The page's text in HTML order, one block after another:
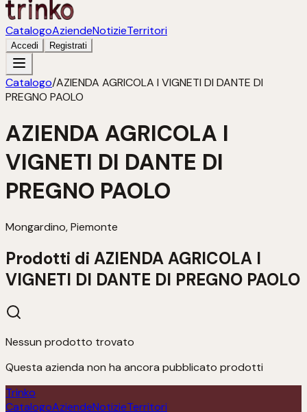
CatalogoAziendeNotizieTerritori
Accedi Registrati
Catalogo/AZIENDA AGRICOLA I VIGNETI DI DANTE DI
PREGNO PAOLO
AZIENDA AGRICOLA I
VIGNETI DI DANTE DI
PREGNO PAOLO
Mongardino, Piemonte
Prodotti di AZIENDA AGRICOLA I
VIGNETI DI DANTE DI PREGNO PAOLO
Nessun prodotto trovato
Questa azienda non ha ancora pubblicato prodotti
Trinko
CatalogoAziendeNotizieTerritori